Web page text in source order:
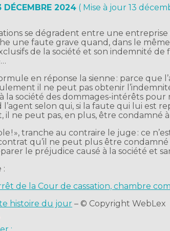
DÉCEMBRE 2024 ( Mise à jour 13
se dégradent entre une
une faute grave quand, dans le
de la société et son indemnité
en réponse la sienne : parce que
il ne peut pas obtenir
la société des dommages-intérêts pour
l’agent selon qui, si la faute qui lui est
il ne peut pas, en plus, être condamné
! », tranche au contraire le juge : ce
qu’il ne peut plus être
le préjudice causé à la société et
:
de la Cour de cassation, chambre
histoire du jour – © Copyright WebLex